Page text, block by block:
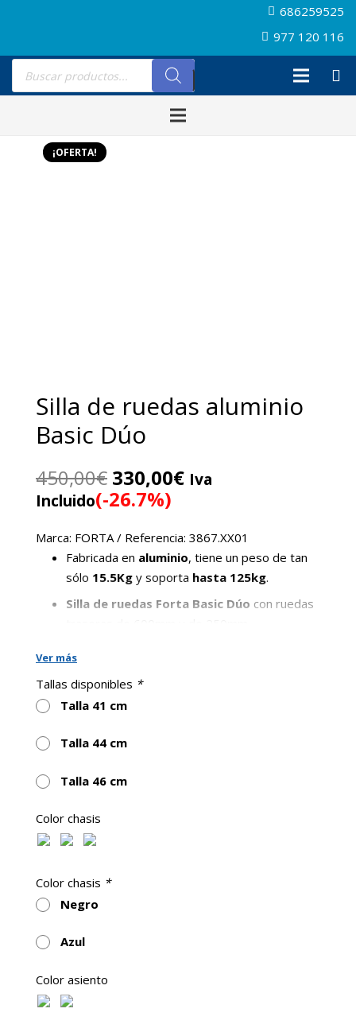
686259525
977 120 116
Búsqueda
productos
¡OFERTA!
Silla de ruedas aluminio
Basic Dúo
450,00€ El
precio
original
era:
450,00€.
330,00€El
es:
330,00€.
Iva
Incluido(-26.7%)
Marca: FORTA / Referencia: 3867.XX01
Fabricada en aluminio, tiene un peso de tan
sólo 15.5Kg y soporta hasta 125kg.
Silla de ruedas Forta Basic Dúo con ruedas
traseras (Quick release) incluido
Ver más
Tallas disponibles *
Talla 41 cm
Talla 44 cm
Talla 46 cm
Color chasis
Color chasis *
Negro
Azul
Color asiento